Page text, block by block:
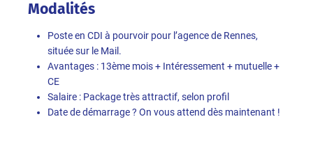
Modalités
Poste en CDI à pourvoir pour l’agence de Rennes,
située sur le Mail.
Avantages : 13ème mois + Intéressement + mutuelle +
CE
Salaire : Package très attractif, selon profil
Date de démarrage ? On vous attend dès maintenant !